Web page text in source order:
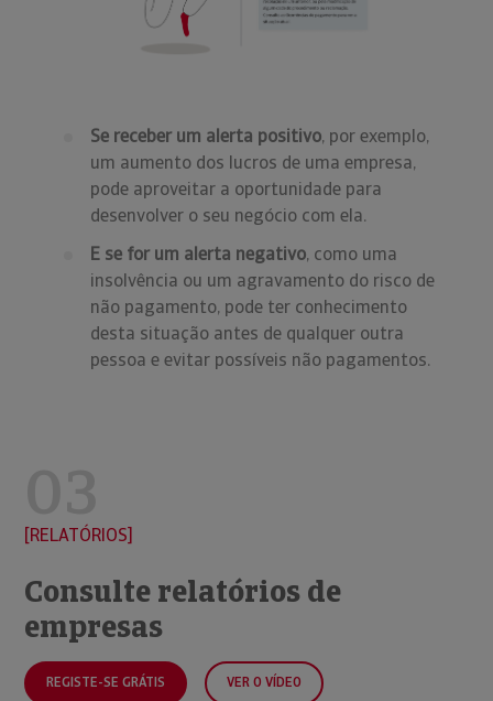
Se receber um alerta positivo, por exemplo,
um aumento dos lucros de uma empresa,
pode aproveitar a oportunidade para
desenvolver o seu negócio com ela.
E se for um alerta negativo, como uma
insolvência ou um agravamento do risco de
não pagamento, pode ter conhecimento
desta situação antes de qualquer outra
pessoa e evitar possíveis não pagamentos.
RELATÓRIOS
Consulte relatórios de
empresas
REGISTE-SE GRÁTIS VER O VÍDEO